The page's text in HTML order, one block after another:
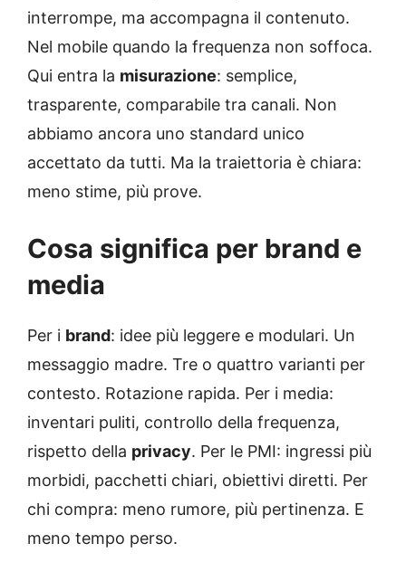
interrompe, ma accompagna il contenuto.
Nel mobile quando la frequenza non soffoca.
Qui entra la misurazione: semplice,
trasparente, comparabile tra canali. Non
abbiamo ancora uno standard unico
accettato da tutti. Ma la traiettoria è chiara:
meno stime, più prove.
Cosa significa per brand e
media
Per i brand: idee più leggere e modulari. Un
messaggio madre. Tre o quattro varianti per
contesto. Rotazione rapida. Per i media:
inventari puliti, controllo della frequenza,
rispetto della privacy. Per le PMI: ingressi più
morbidi, pacchetti chiari, obiettivi diretti. Per
chi compra: meno rumore, più pertinenza. E
meno tempo perso.